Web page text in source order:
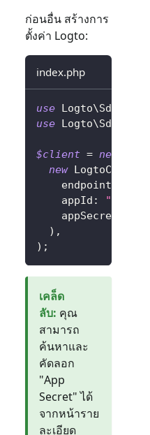
ก่อนอื่น สร้างการ
ตั้งค่า Logto:
index.php
use Logto\Sdk
use Logto\Sdk
$client = new
new LogtoConfig
endpoint
appId :
appSecret
) ,
) ;
เคล็ด
ลับ: คุณ
สามารถ
ค้นหาและ
คัดลอก
"App
Secret" ได้
จากหน้าราย
ละเอียด